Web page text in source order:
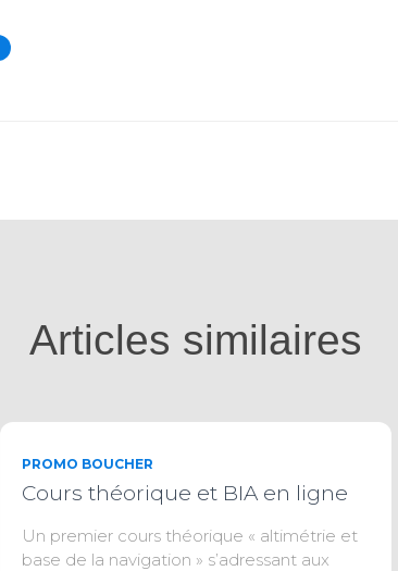
Articles similaires
PROMO BOUCHER
Cours théorique et BIA en ligne
Un premier cours théorique « altimétrie et
base de la navigation » s’adressant aux